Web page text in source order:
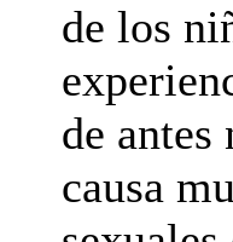
de los
de
causa